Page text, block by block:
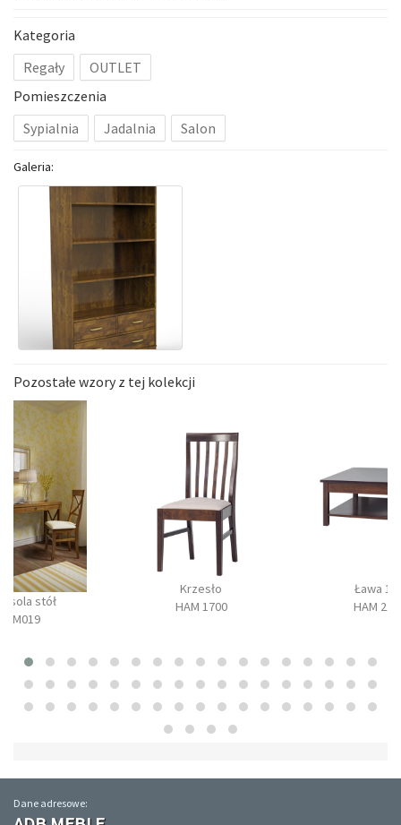
Kategoria
Regały
OUTLET
Pomieszczenia
Sypialnia
Jadalnia Salon
Galeria:
Pozostałe wzory z tej kolekcji
stół
BM019
Krzesło
HAM 1700
Ława
HAM
Dane adresowe: